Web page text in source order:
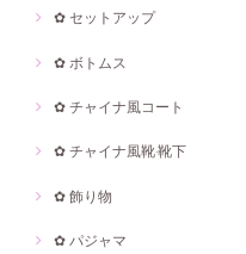
✿ セットアップ
✿ ボトムス
✿ チャイナ風コート
✿ チャイナ風靴·靴下
✿ 飾り物
✿ パジャマ